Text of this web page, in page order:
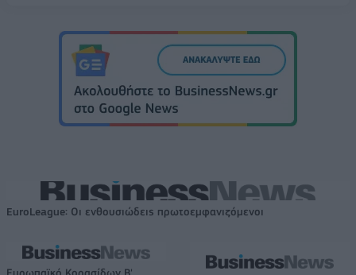
EuroLeague: Οι ενθουσιώδεις πρωτοεμφανιζόμενοι
Ευρωπαϊκό Κορασίδων Β'